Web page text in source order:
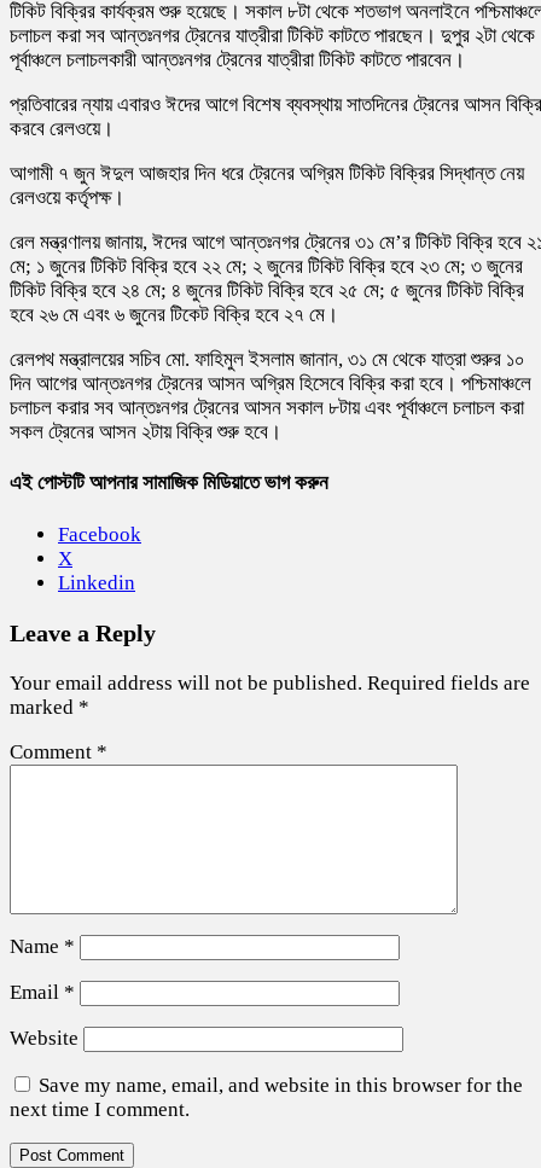
টিকিট বিক্রির কার্যক্রম শুরু হয়েছে। সকাল ৮টা থেকে শতভাগ অনলাইনে
চলাচল করা সব আন্তঃনগর ট্রেনের যাত্রীরা টিকিট কাটতে পারছেন। দুপুর ২টা থেকে
পূর্বাঞ্চলে চলাচলকারী আন্তঃনগর ট্রেনের যাত্রীরা টিকিট কাটতে পারবেন।
প্রতিবারের ন্যায় এবারও ঈদের আগে বিশেষ ব্যবস্থায় সাতদিনের ট্রেনের আসন বিক্রি
করবে রেলওয়ে।
আগামী ৭ জুন ঈদুল আজহার দিন ধরে ট্রেনের অগ্রিম টিকিট বিক্রির সিদ্ধান্ত নেয়
রেলওয়ে কর্তৃপক্ষ।
রেল মন্ত্রণালয় জানায়, ঈদের আগে আন্তঃনগর ট্রেনের ৩১ মে’র টিকিট বিক্রি হবে
মে; ১ জুনের টিকিট বিক্রি হবে ২২ মে; ২ জুনের টিকিট বিক্রি হবে ২৩ মে; ৩ জুনের
টিকিট বিক্রি হবে ২৪ মে; ৪ জুনের টিকিট বিক্রি হবে ২৫ মে; ৫ জুনের টিকিট বিক্রি
হবে ২৬ মে এবং ৬ জুনের টিকেট বিক্রি হবে ২৭ মে।
রেলপথ মন্ত্রালয়ের সচিব মো. ফাহিমুল ইসলাম জানান, ৩১ মে থেকে যাত্রা শুরুর ১০
দিন আগের আন্তঃনগর ট্রেনের আসন অগ্রিম হিসেবে বিক্রি করা হবে। পশ্চিমাঞ্চলে
চলাচল করার সব আন্তঃনগর ট্রেনের আসন সকাল ৮টায় এবং পূর্বাঞ্চলে চলাচল করা
সকল ট্রেনের আসন ২টায় বিক্রি শুরু হবে।
এই পোস্টটি আপনার সামাজিক মিডিয়াতে ভাগ করুন
Facebook
X
Linkedin
Leave a Reply
Your email address will not be published. Required fields are
marked *
Comment *
Name *
Email *
Website
Save my name, email, and website in this browser for the
next time I comment.